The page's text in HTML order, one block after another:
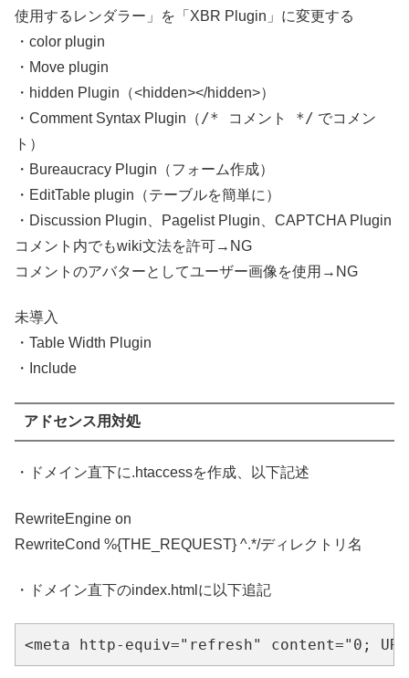
使用するレンダラー」を「XBR Plugin」に変更する
・color plugin
・Move plugin
・hidden Plugin（<hidden></hidden>）
・Comment Syntax Plugin（/* コメント */ でコメン
ト）
・Bureaucracy Plugin（フォーム作成）
・EditTable plugin（テーブルを簡単に）
・Discussion Plugin、Pagelist Plugin、CAPTCHA Plugin
コメント内でもwiki文法を許可→NG
コメントのアバターとしてユーザー画像を使用→NG
未導入
・Table Width Plugin
・Include
アドセンス用対処
・ドメイン直下に.htaccessを作成、以下記述
RewriteEngine on
RewriteCond %{THE_REQUEST} ^.*/ディレクトリ名
・ドメイン直下のindex.htmlに以下追記
<meta http-equiv="refresh" content="0;